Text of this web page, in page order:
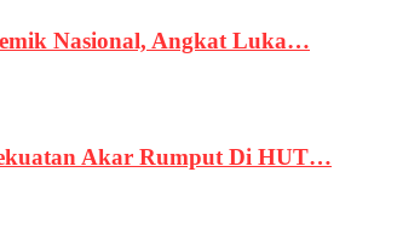
Nasional, Angkat Luka…
Akar Rumput Di HUT…